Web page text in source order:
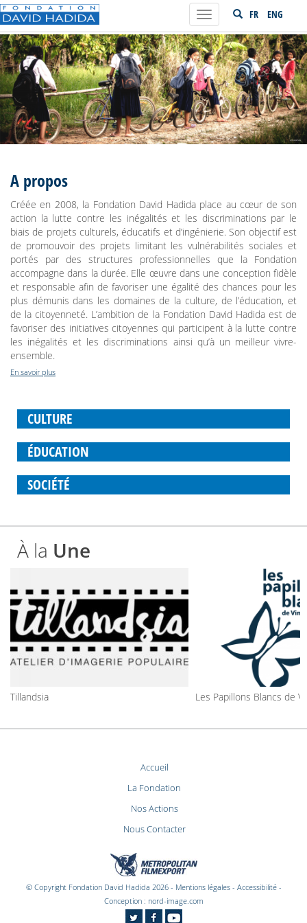
FR ENG
Toggle
navigation
A propos
Créée en 2008, la Fondation David Hadida place au cœur de son
action la lutte contre les inégalités et les discriminations par le
biais de projets culturels, éducatifs et d’ingénierie. Son objectif est
de promouvoir des projets limitant les vulnérabilités sociales et
portés par des structures professionnelles que la Fondation
accompagne dans la durée. Elle œuvre dans une conception fidèle
et responsable afin de favoriser une égalité des chances pour les
plus démunis dans les domaines de la culture, de l’éducation, et
de la citoyenneté. L’ambition de la Fondation David Hadida est de
favoriser des initiatives citoyennes qui participent à la lutte contre
les inégalités et les discriminations ainsi qu’à un meilleur vivre-
ensemble.
En savoir plus
CULTURE
ÉDUCATION
SOCIÉTÉ
À la Une
Tillandsia Les Papillons Blancs de
Accueil
La Fondation
Nos Actions
Nous Contacter
© Copyright Fondation David Hadida 2026 - Mentions légales- Accessibilité-
Conception : nord-image.com